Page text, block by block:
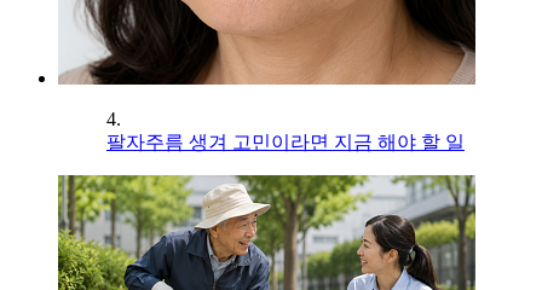
4.
팔자주름 생겨 고민이라면 지금 해야 할 일